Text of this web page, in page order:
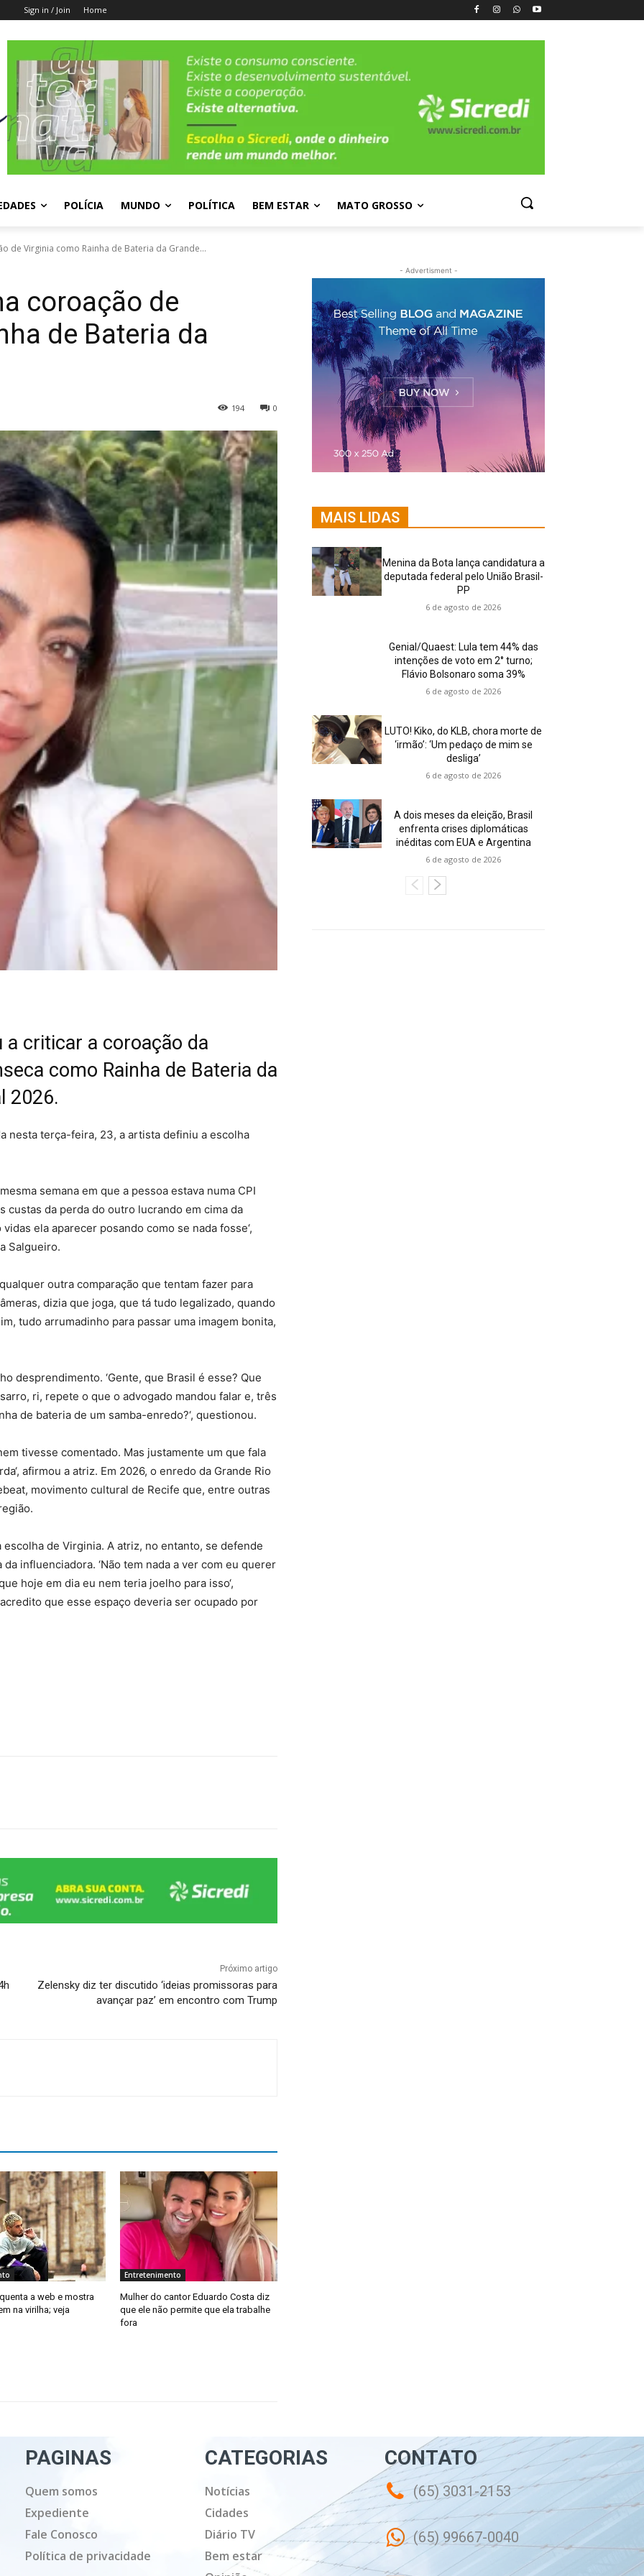
Sign in / Join Home
POLÍCIA MUNDO POLÍTICA BEM ESTAR MATO GROSSO
de Virginia como Rainha de Bateria da Grande...
coroação de
de Bateria da
0
194
criticar a coroação da
como Rainha de Bateria da
2026.
nesta terça-feira, 23, a artista definiu a escolha
semana em que a pessoa estava numa CPI
custas da perda do outro lucrando em cima da
ela aparecer posando como se nada fosse‘,
Salgueiro.
outra comparação que tentam fazer para
dizia que joga, que tá tudo legalizado, quando
tudo arrumadinho para passar uma imagem bonita,
desprendimento. ‘Gente, que Brasil é esse? Que
ri, repete o que o advogado mandou falar e, três
de bateria de um samba-enredo?‘, questionou.
tivesse comentado. Mas justamente um que fala
afirmou a atriz. Em 2026, o enredo da Grande Rio
movimento cultural de Recife que, entre outras
de Virginia. A atriz, no entanto, se defende
influenciadora. ‘Não tem nada a ver com eu querer
hoje em dia eu nem teria joelho para isso‘,
que esse espaço deveria ser ocupado por
Próximo artigo
Zelensky diz ter discutido ‘ideias promissoras para
avançar paz’ em encontro com Trump
a web e mostra
na virilha; veja
Entretenimento
Mulher do cantor Eduardo Costa diz
que ele não permite que ela trabalhe
fora
- Advertisment -
MAIS LIDAS
Menina da Bota lança candidatura a
deputada federal pelo União Brasil-
PP
6 de agosto de 2026
Genial/Quaest: Lula tem 44% das
intenções de voto em 2° turno;
Flávio Bolsonaro soma 39%
6 de agosto de 2026
LUTO! Kiko, do KLB, chora morte de
‘irmão’: ‘Um pedaço de mim se
desliga’
6 de agosto de 2026
A dois meses da eleição, Brasil
enfrenta crises diplomáticas
inéditas com EUA e Argentina
6 de agosto de 2026
PAGINAS
Quem somos
Expediente
Fale Conosco
Política de privacidade
CATEGORIAS
Notícias
Cidades
Diário TV
Bem estar
CONTATO
(65) 3031-2153
(65) 99667-0040